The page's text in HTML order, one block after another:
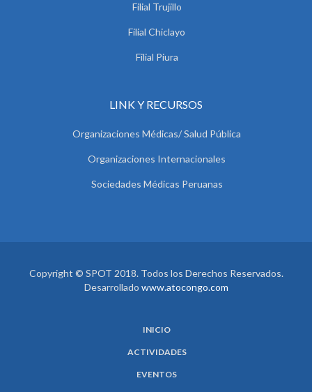
Filial Trujillo
Filial Chiclayo
Filial Piura
LINK Y RECURSOS
Organizaciones Médicas/ Salud Pública
Organizaciones Internacionales
Sociedades Médicas Peruanas
Copyright © SPOT 2018. Todos los Derechos Reservados.
Desarrollado www.atocongo.com
INICIO
ACTIVIDADES
EVENTOS